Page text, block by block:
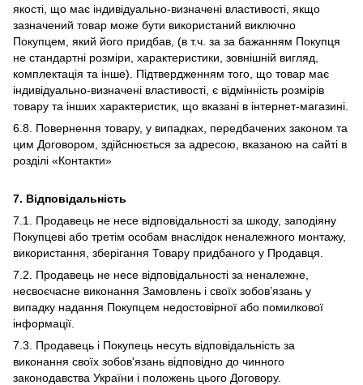
якості, що має індивідуально-визначені властивості, якщо
зазначений товар може бути використаний виключно
Покупцем, який його придбав, (в т.ч. за за бажанням Покупця
не стандартні розміри, характеристики, зовнішній вигляд,
комплектація та інше). Підтвердженням того, що товар має
індивідуально-визначені властивості, є відмінність розмірів
товару та інших характеристик, що вказані в інтернет-магазині.
6.8. Повернення товару, у випадках, передбачених законом та
цим Договором, здійснюється за адресою, вказаною на сайті в
розділі «Контакти»
7. Відповідальність
7.1. Продавець не несе відповідальності за шкоду, заподіяну
Покупцеві або третім особам внаслідок неналежного монтажу,
використання, зберігання Товару придбаного у Продавця.
7.2. Продавець не несе відповідальності за неналежне,
несвоєчасне виконання Замовлень і своїх зобов’язань у
випадку надання Покупцем недостовірної або помилкової
інформації.
7.3. Продавець і Покупець несуть відповідальність за
виконання своїх зобов'язань відповідно до чинного
законодавства України і положень цього Договору.